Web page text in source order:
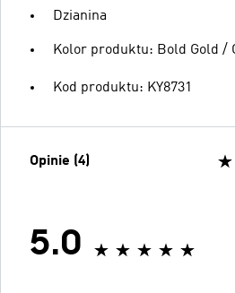
Dzianina
Kolor produktu: Bold Gold /
Kod produktu: KY8731
Opinie (4)
5.0